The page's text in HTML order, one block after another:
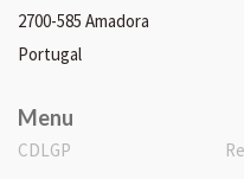
2700-585 Amadora
Portugal
Menu
CDLGP